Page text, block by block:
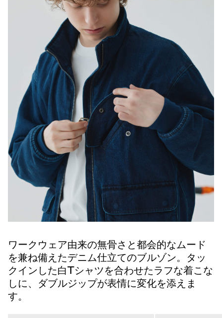
ワークウェア由来の無骨さと都会的なムード
を兼ね備えたデニム仕立てのブルゾン。タッ
クインした白Tシャツを合わせたラフな着こな
しに、ダブルジップが表情に変化を添えま
す。